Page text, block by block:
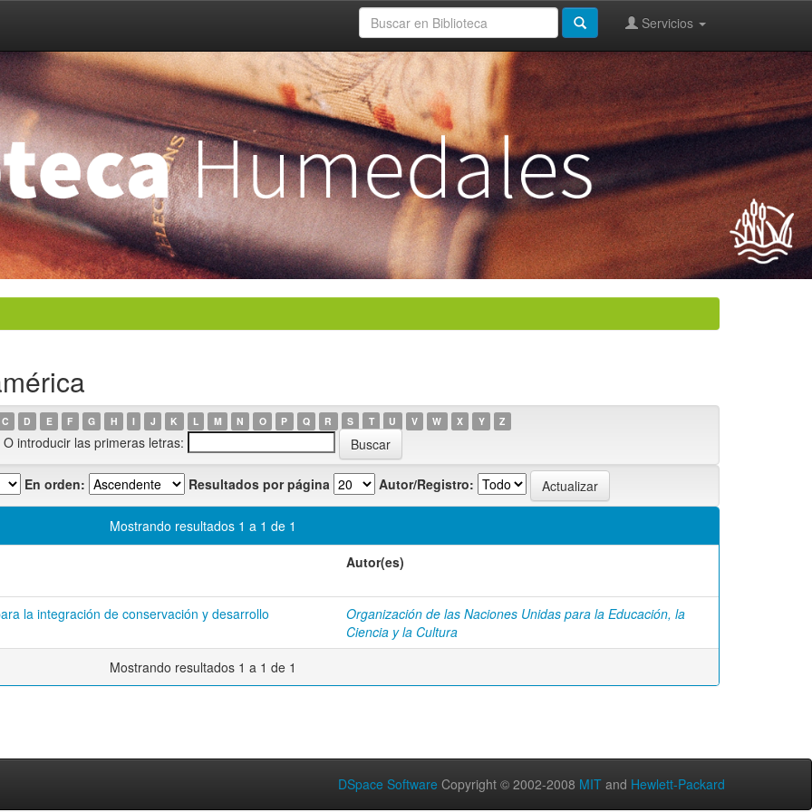
Servicios
C D E F G H I J K L M N O P Q R S T U V W X Y Z
O introducir las primeras letras:
En orden: Resultados por página Autor/Registro:
Mostrando resultados 1 a 1 de 1
Autor(es)
la integración de conservación y desarrollo
Organización de las Naciones Unidas para la Educación, la
Ciencia y la Cultura
Mostrando resultados 1 a 1 de 1
DSpace Software Copyright © 2002-2008 MIT and Hewlett-Packard